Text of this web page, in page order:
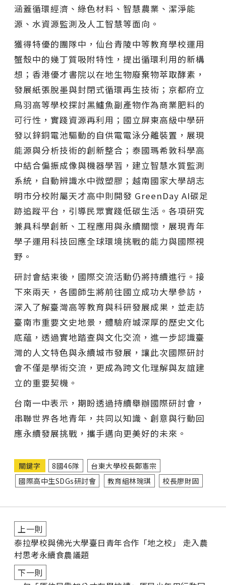
涵蓋循環經濟、綠色材料、智慧農業、潔淨能
源、水資源監測及人工智慧等面向。
獲得特優的團隊中，仙台青陵中等教育學校運用
蟹殼中的幾丁質吸附特性，提出循環利用的新構
想；香港優才書院以在地生物廢棄物萃取酵素，
發展紙張脫墨與封閉式循環再生技術；京都府立
鳥羽高等學校探討黑鱸魚副產物作為商業肥料的
可行性，實踐資源再利用；國立屏東高級中學研
發以鋅銅電池驅動的自供電電泳分離裝置，展現
能源與分析技術的創新整合；泰國瑪希敦科學高
中結合偏振成像與機器學習，建立智慧水質監測
系統，自動辨識水中微塑膠；越南國家大學胡志
明市分校附屬天才高中則開發 GreenDay AI碳足
跡追蹤平台，引導民眾實踐低碳生活。各項研究
兼具科學創新、工程應用與永續關懷，展現青年
學子運用科技回應全球環境挑戰的能力與國際視
野。
研討會結束後，國際交流活動仍將持續進行。接
下來兩天，各國師生將前往國立成功大學參訪，
深入了解臺灣高等教育與科研發展成果，並走訪
臺南市重要文史地景，體驗府城深厚的歷史文化
底蘊，透過實地踏查與文化交流，進一步認識臺
灣的人文特色與永續城市發展，讓此次國際研討
會不僅是學術交流，更成為跨文化理解與友誼建
立的重要契機。
台南一中表示，期盼透過持續舉辦國際研討會，
串聯世界各地青年，共同以知識、創意與行動回
應永續發展挑戰，攜手邁向更美好的未來。
關鍵字 8國46隊
台東大學校長鄭憲宗
國際高中生SDGs研討會
教育組林琬琪 校長廖財固
上一則
泰拉學校與佛光大學臺日青年合作「地之校」 走入農
村思考永續食農議題
下一則